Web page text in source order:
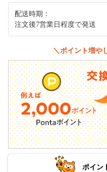
配送時期：
注文後7営業日程度で発送
＼ポイント増や
ポイン